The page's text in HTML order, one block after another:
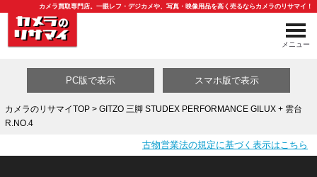
カメラ買取専門店。一眼レフ・デジカメや、写真・映像用品を高く売るならカメラのリサマイ！
メニュー
PC版で表示 スマホ版で表示
カメラのリサマイTOP> GITZO 三脚 STUDEX PERFORMANCE GILUX + 雲台
R.NO.4
古物営業法の規定に基づく表示はこちら